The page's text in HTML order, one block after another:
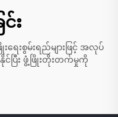
း
းစွမ်းရည်များဖြင့် အလုပ်
င်ပြီး ဖွံ့ဖြိုးတိုးတက်မှုကို